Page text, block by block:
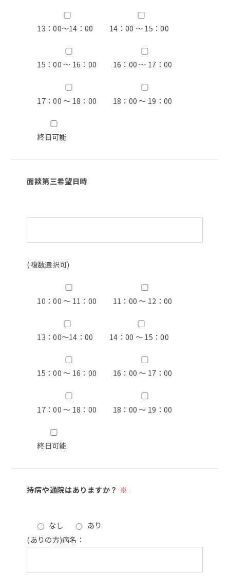
13：00〜14：00 14：00 ～ 15：00
15：00 ～ 16：00 16：00 ～ 17：00
17：00 ～ 18：00 18：00 ～ 19：00
終日可能
面談第三希望日時
(複数選択可)
10：00 ～ 11：00 11：00 ～ 12：00
13：00〜14：00 14：00 ～ 15：00
15：00 ～ 16：00 16：00 ～ 17：00
17：00 ～ 18：00 18：00 ～ 19：00
終日可能
持病や通院はありますか？ ※
なし
あり
(ありの方)病名：